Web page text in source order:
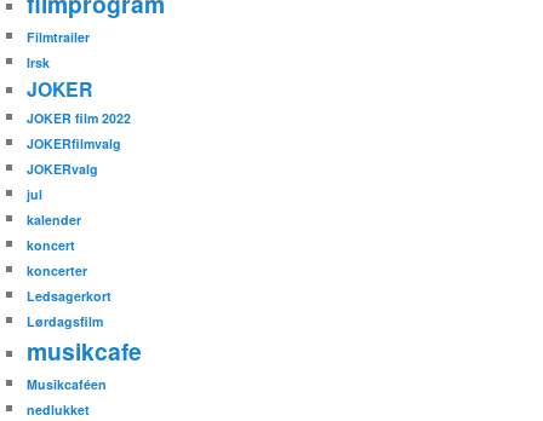
Filmtrailer
Irsk
JOKER
JOKER film 2022
JOKERfilmvalg
JOKERvalg
jul
kalender
koncert
koncerter
Ledsagerkort
Lørdagsfilm
musikcafe
Musikcaféen
nedlukket